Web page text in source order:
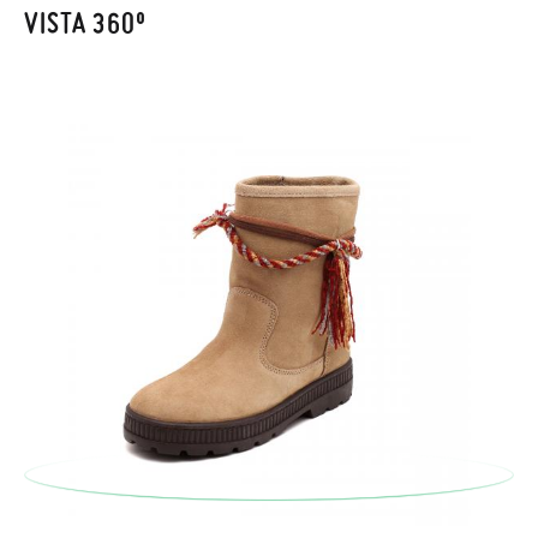
recogeremos la primera, sin gastos, en unos pocos días!
encargamos de enviarte un mensajero para que te recoja el
VISTA 360º